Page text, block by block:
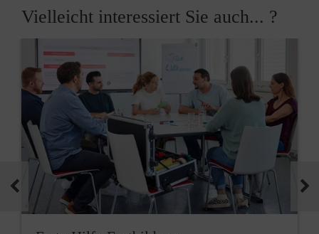
Vielleicht interessiert Sie auch... ?